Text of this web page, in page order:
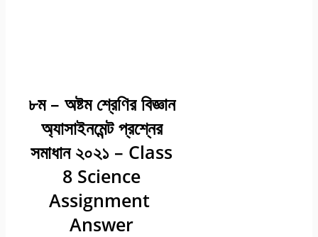
৮ম – অষ্টম শ্রেণির বিজ্ঞান
অ্যাসাইনমেন্ট প্রশ্নের
সমাধান ২০২১ – Class
8 Science
Assignment
Answer